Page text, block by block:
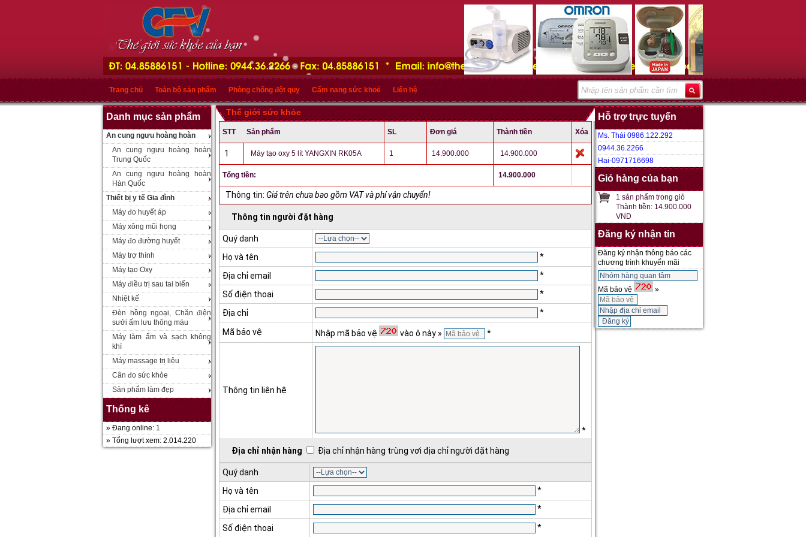
Trang chủ Toàn bộ sản phẩm Phòng chống đột quỵ Cẩm nang sức khoẻ Liên hệ
Danh mục sản phẩm
An cung ngưu hoàng hoàn
An cung ngưu hoàng hoàn
Trung Quốc
An cung ngưu hoàng hoàn
Hàn Quốc
Thiết bị y tế Gia đình
Máy đo huyết áp
Máy xông mũi họng
Máy đo đường huyết
Máy trợ thính
Máy tạo Oxy
Máy điều trị sau tai biến
Nhiệt kế
Đèn hồng ngoại, Chăn điện
sưởi ấm lưu thông máu
Máy làm ẩm và sạch không
khí
Máy massage trị liệu
Cân đo sức khỏe
Sản phẩm làm đẹp
Thống kê
» Đang online: 1
» Tổng lượt xem: 2.014.220
Thế giới sức khỏe
STT Sản phẩm SL Đơn giá Thành tiền Xóa
1 Máy tạo oxy 5 lít YANGXIN RK05A 1 14.900.000 14.900.000
Tổng tiền: 14.900.000
Thông tin: Giá trên chưa bao gồm VAT và phí vận chuyển!
Thông tin người đặt hàng
Quý danh
Họ và tên
*
Địa chỉ email
*
Số điện thoại
*
Địa chỉ
*
Mã bảo vệ Nhập mã bảo vệ vào ô này » *
Thông tin liên hệ
*
Địa chỉ nhận hàng Địa chỉ nhận hàng trùng vơi địa chỉ người đặt hàng
Quý danh
Họ và tên
*
Địa chỉ email
*
Số điện thoại
*
Hỗ trợ trực tuyến
Ms. Thái 0986.122.292
0944.36.2266
Hai-0971716698
Giỏ hàng của bạn
1 sản phẩm trong giỏ
Thành tiền: 14.900.000
VND
Đăng ký nhận tin
Đăng ký nhận thông báo các
chương trình khuyến mãi
Mã bảo vệ »